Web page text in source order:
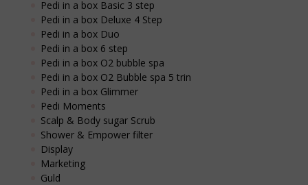
Pedi in a box Basic 3 step
Pedi in a box Deluxe 4 Step
Pedi in a box Duo
Pedi in a box 6 step
Pedi in a box O2 bubble spa
Pedi in a box O2 Bubble spa 5 trin
Pedi in a box Glimmer
Pedi Moments
Scalp & Body sugar Scrub
Shower & Empower filter
Display
Marketing
Guld